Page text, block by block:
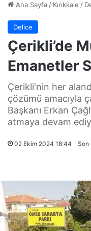
Ana Sayfa/ Kırıkkale /
Delice
Çerikli’de
Emanetler
Çerikli'nin her
çözümü amacıyla
Başkanı Erkan
atmaya devam
02 Ekim 2024 18:44 Son